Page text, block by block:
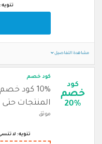
مشاهدة التفاصيل
كود
خصم
20%
كود خصم
10% كود
المنتجات
موثق
تنويه: لا